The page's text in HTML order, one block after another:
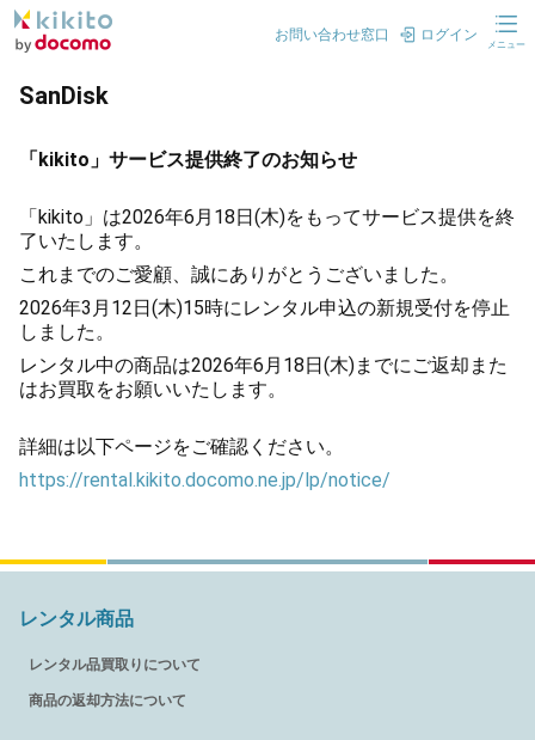
お問い合わせ窓口 ログイン
メニュー
SanDisk
「kikito」サービス提供終了のお知らせ
「kikito」は2026年6月18日(木)をもってサービス提供を終
了いたします。
これまでのご愛顧、誠にありがとうございました。
2026年3月12日(木)15時にレンタル申込の新規受付を停止
しました。
レンタル中の商品は2026年6月18日(木)までにご返却また
はお買取をお願いいたします。
詳細は以下ページをご確認ください。
https://rental.kikito.docomo.ne.jp/lp/notice/
レンタル商品
レンタル品買取りについて
商品の返却方法について